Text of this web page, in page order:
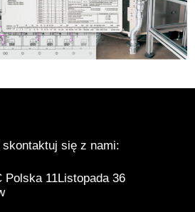
się z nami:
Polska 11Listopada 36